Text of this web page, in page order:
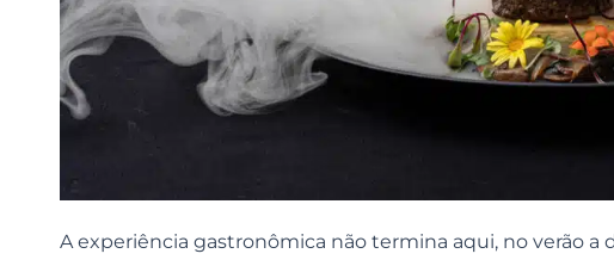
A experiência gastronômica não termina aqui, no verão a